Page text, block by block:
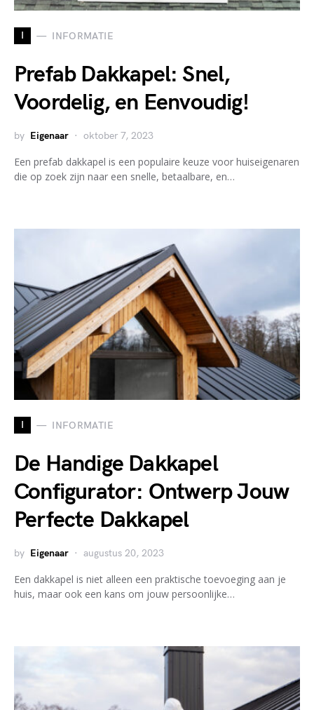
I INFORMATIE
Prefab Dakkapel: Snel,
Voordelig, en Eenvoudig!
by Eigenaar oktober 7, 2023
Een prefab dakkapel is een populaire keuze voor huiseigenaren
die op zoek zijn naar een snelle, betaalbare, en…
I INFORMATIE
De Handige Dakkapel
Configurator: Ontwerp Jouw
Perfecte Dakkapel
by Eigenaar augustus 20, 2023
Een dakkapel is niet alleen een praktische toevoeging aan je
huis, maar ook een kans om jouw persoonlijke…